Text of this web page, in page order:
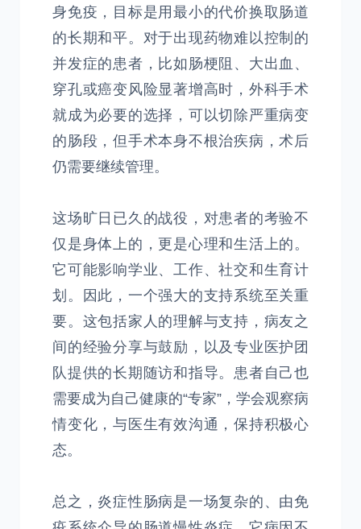
身免疫，目标是用最小的代价换取肠道
的长期和平。对于出现药物难以控制的
并发症的患者，比如肠梗阻、大出血、
穿孔或癌变风险显著增高时，外科手术
就成为必要的选择，可以切除严重病变
的肠段，但手术本身不根治疾病，术后
仍需要继续管理。
这场旷日已久的战役，对患者的考验不
仅是身体上的，更是心理和生活上的。
它可能影响学业、工作、社交和生育计
划。因此，一个强大的支持系统至关重
要。这包括家人的理解与支持，病友之
间的经验分享与鼓励，以及专业医护团
队提供的长期随访和指导。患者自己也
需要成为自己健康的“专家”，学会观察病
情变化，与医生有效沟通，保持积极心
态。
总之，炎症性肠病是一场复杂的、由免